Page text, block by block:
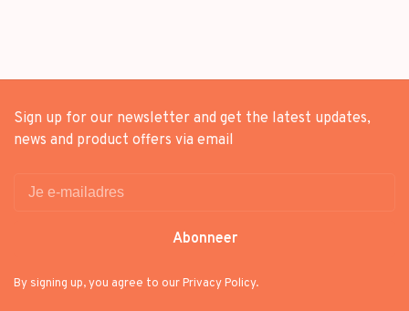
Sign up for our newsletter and get the latest updates,
news and product offers via email
Abonneer
By signing up, you agree to our Privacy Policy.